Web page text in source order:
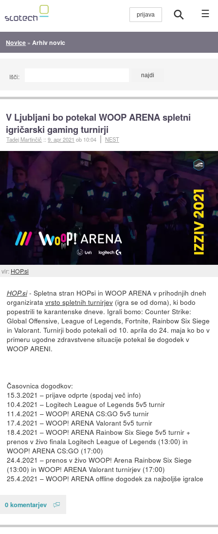
☰
Novice » Arhiv novic
Išči:
V Ljubljani bo potekal WOOP ARENA spletni
igričarski gaming turnirji
Tadej Martinčič ::9. apr 2021 ob 10:04 NEST
vir: HOP.si
HOP.si- Spletna stran HOPsi in WOOP ARENA v prihodnjih dneh
organizirata vrsto spletnih turnirjev(igra se od doma), ki bodo
popestrili te karantenske dneve. Igrali bomo: Counter Strike:
Global Offensive, League of Legends, Fortnite, Rainbow Six Siege
in Valorant. Turnirji bodo potekali od 10. aprila do 24. maja ko bo v
primeru ugodne zdravstvene situacije potekal še dogodek v
WOOP ARENI.
Časovnica dogodkov:
15.3.2021 – prijave odprte (spodaj več info)
10.4.2021 – Logitech League of Legends 5v5 turnir
11.4.2021 – WOOP! ARENA CS:GO 5v5 turnir
17.4.2021 – WOOP! ARENA Valorant 5v5 turnir
18.4.2021 – WOOP! ARENA Rainbow Six Siege 5v5 turnir +
prenos v živo finala Logitech League of Legends (13:00) in
WOOP! ARENA CS:GO (17:00)
24.4.2021 – prenos v živo WOOP! Arena Rainbow Six Siege
(13:00) in WOOP! ARENA Valorant turnirjev (17:00)
25.4.2021 – WOOP! ARENA offline dogodek za najboljše igralce
0 komentarjev